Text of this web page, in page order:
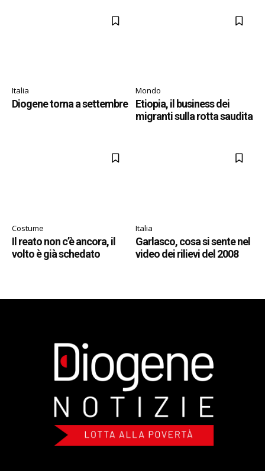
Italia
Diogene torna a settembre
Mondo
Etiopia, il business dei
migranti sulla rotta saudita
Costume
Il reato non c’è ancora, il
volto è già schedato
Italia
Garlasco, cosa si sente nel
video dei rilievi del 2008